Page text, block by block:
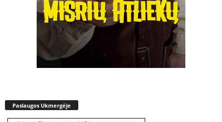
Paslaugos Ukmergėje